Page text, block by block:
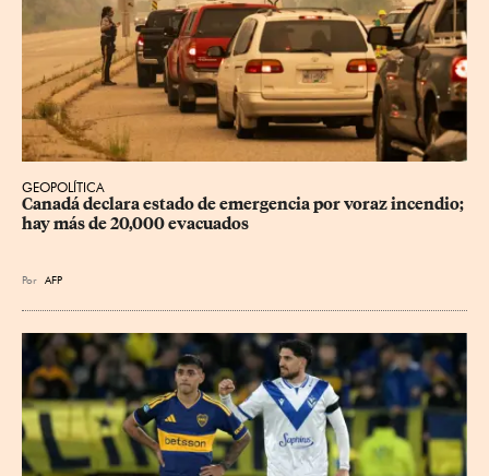
GEOPOLÍTICA
Canadá declara estado de emergencia por voraz incendio;
hay más de 20,000 evacuados
Por AFP